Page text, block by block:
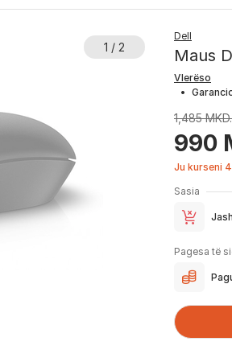
1 / 2
Dell
Maus
Vlerëso
•
1,485 MKD.
990
Ju kurseni
Sasia
Pagesa të